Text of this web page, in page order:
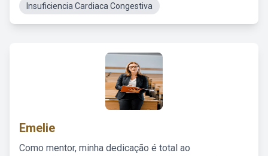
Insuficiencia Cardiaca Congestiva
Emelie
Como mentor, minha dedicação é total ao